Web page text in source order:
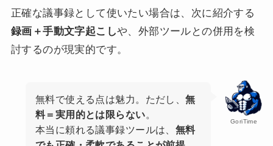
正確な議事録として使いたい場合は、次に紹介する
録画＋手動文字起こしや、外部ツールとの併用を検
討するのが現実的です。
GoriTime
無料で使える点は魅力。ただし、無
料＝実用的とは限らない。
本当に頼れる議事録ツールは、 無料